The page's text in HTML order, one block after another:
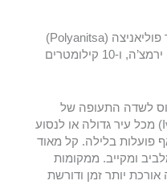
אתר הסקי בוקובל ממוקם ליד הכפר פוליאניצה (Polyanitsa)
במרחק של 30 קילומטרים מהעיירה ירמצ’ה, ו-10 קילומטרים
לשדה התעופה של
איוואנו-פרנקיבסק (Ivano-Frankivsk) מכל עיר גדולה או לנסוע
פועלות בלילה. קל מאוד
ומקייב. ממקומות
יותר זמן ודורשת